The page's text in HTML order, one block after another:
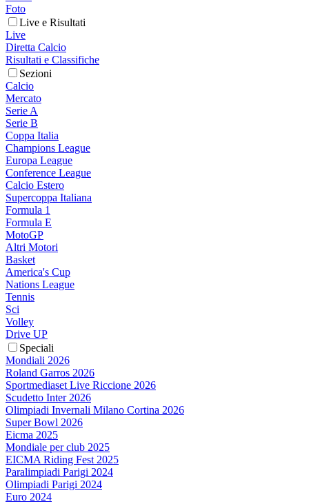
Foto
Live e Risultati
Live
Diretta Calcio
Risultati e Classifiche
Sezioni
Calcio
Mercato
Serie A
Serie B
Coppa Italia
Champions League
Europa League
Conference League
Calcio Estero
Supercoppa Italiana
Formula 1
Formula E
MotoGP
Altri Motori
Basket
America's Cup
Nations League
Tennis
Sci
Volley
Drive UP
Speciali
Mondiali 2026
Roland Garros 2026
Sportmediaset Live Riccione 2026
Scudetto Inter 2026
Olimpiadi Invernali Milano Cortina 2026
Super Bowl 2026
Eicma 2025
Mondiale per club 2025
EICMA Riding Fest 2025
Paralimpiadi Parigi 2024
Olimpiadi Parigi 2024
Euro 2024